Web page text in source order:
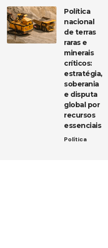
Política
nacional
de terras
raras e
minerais
críticos:
estratégia,
soberania
e disputa
global por
recursos
essenciais
Política